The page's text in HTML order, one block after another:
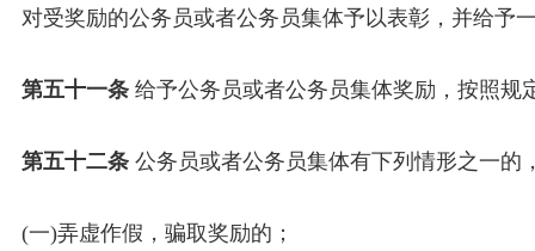
对受奖励的公务员或者公务员集体予以表彰，并给予
第五十一条给予公务员或者公务员集体奖励，按照规
第五十二条公务员或者公务员集体有下列情形之一的
(一)弄虚作假，骗取奖励的；